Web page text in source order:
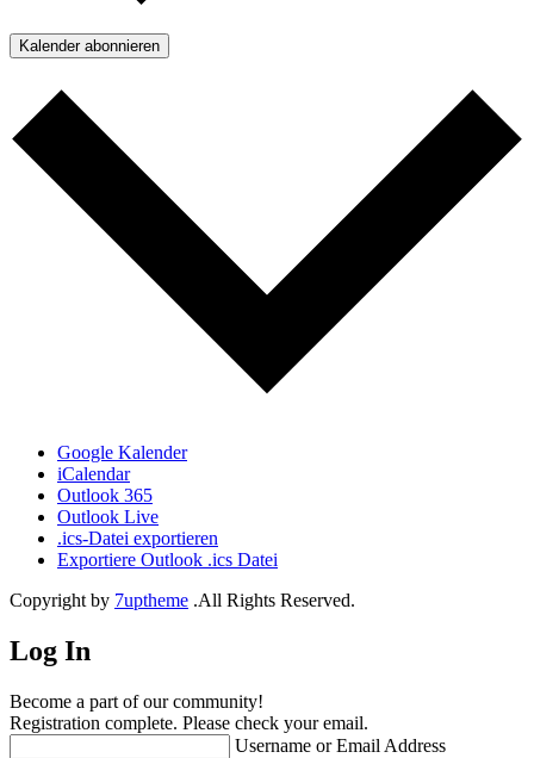
Kalender abonnieren
Google Kalender
iCalendar
Outlook 365
Outlook Live
.ics-Datei exportieren
Exportiere Outlook .ics Datei
Copyright by 7uptheme .All Rights Reserved.
Log In
Become a part of our community!
Registration complete. Please check your email.
Username or Email Address